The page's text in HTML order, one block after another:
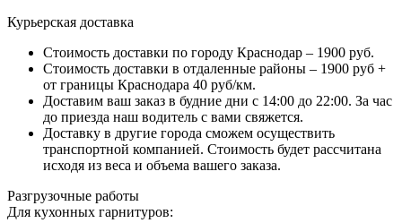
Курьерская доставка
Стоимость доставки по городу Краснодар – 1900 руб.
Стоимость доставки в отдаленные районы – 1900 руб +
от границы Краснодара 40 руб/км.
Доставим ваш заказ в будние дни с 14:00 до 22:00. За час
до приезда наш водитель с вами свяжется.
Доставку в другие города сможем осуществить
транспортной компанией. Стоимость будет рассчитана
исходя из веса и объема вашего заказа.
Разгрузочные работы
Для кухонных гарнитуров: